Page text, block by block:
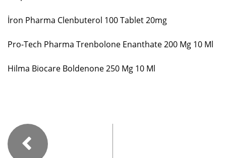
İron Pharma Clenbuterol 100 Tablet 20mg
Pro-Tech Pharma Trenbolone Enanthate 200 Mg 10 Ml
Hilma Biocare Boldenone 250 Mg 10 Ml